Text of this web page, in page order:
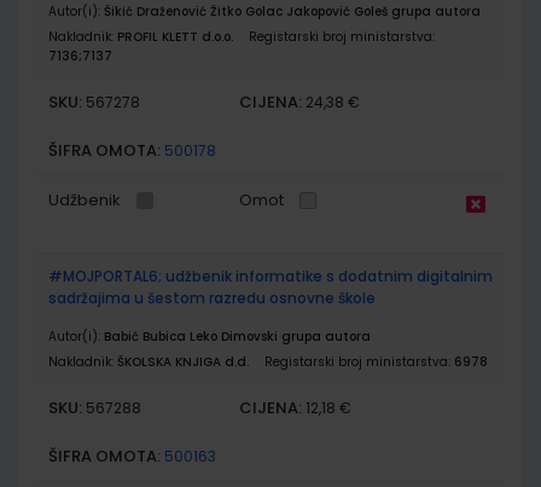
Autor(i): Šikić Draženović Žitko Golac Jakopović Goleš grupa autora
Nakladnik: PROFIL KLETT d.o.o.
Registarski broj ministarstva:
7136;7137
SKU: 567278 CIJENA: 24,38 €
ŠIFRA OMOTA: 500178
Udžbenik Omot
#MOJPORTAL6; udžbenik informatike s dodatnim digitalnim
sadržajima u šestom razredu osnovne škole
Autor(i): Babić Bubica Leko Dimovski grupa autora
Nakladnik: ŠKOLSKA KNJIGA d.d. Registarski broj ministarstva: 6978
SKU: 567288 CIJENA: 12,18 €
ŠIFRA OMOTA: 500163